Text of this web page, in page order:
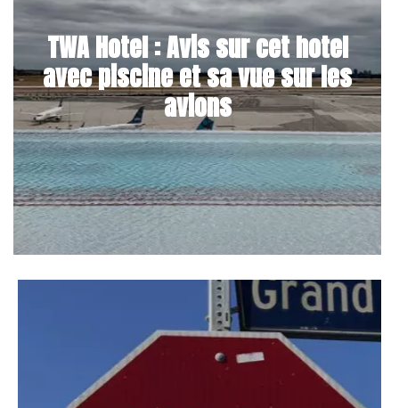
TWA Hotel : Avis sur cet hotel
avec piscine et sa vue sur les
avions